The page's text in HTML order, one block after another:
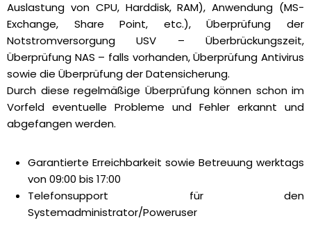
Auslastung von CPU, Harddisk, RAM), Anwendung (MS-
Exchange, Share Point, etc.), Überprüfung der
Notstromversorgung USV – Überbrückungszeit,
Überprüfung NAS – falls vorhanden, Überprüfung Antivirus
sowie die Überprüfung der Datensicherung.
Durch diese regelmäßige Überprüfung können schon im
Vorfeld eventuelle Probleme und Fehler erkannt und
abgefangen werden.
Garantierte Erreichbarkeit sowie Betreuung werktags
von 09:00 bis 17:00
Telefonsupport für den
Systemadministrator/Poweruser